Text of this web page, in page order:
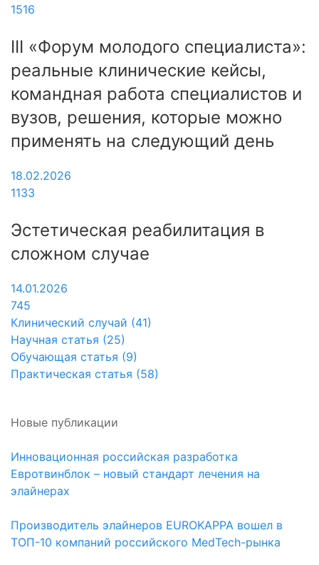
1516
III «Форум молодого специалиста»:
реальные клинические кейсы,
командная работа специалистов и
вузов, решения, которые можно
применять на следующий день
18.02.2026
1133
Эстетическая реабилитация в
сложном случае
14.01.2026
745
Клинический случай (41)
Научная статья (25)
Обучающая статья (9)
Практическая статья (58)
Новые публикации
Инновационная российская разработка
Евротвинблок – новый стандарт лечения на
элайнерах
Производитель элайнеров EUROKAPPA вошел в
ТОП-10 компаний российского MedTech-рынка